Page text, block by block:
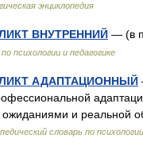
энциклопедия
ВНУТРЕННИЙ — (в
психологии и педагогике
АДАПТАЦИОННЫЙ
и реальной
словарь по